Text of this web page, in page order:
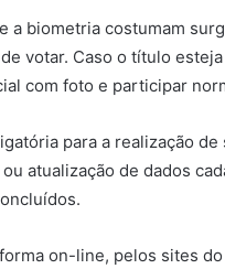
a biometria costumam
votar. Caso o título
com foto e participar
para a realização
atualização de dados
on-line, pelos sites